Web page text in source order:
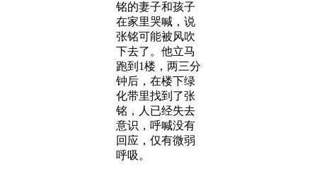
铭的妻子和孩子
在家里哭喊，说
张铭可能被风吹
下去了。他立马
跑到1楼，两三分
钟后，在楼下绿
化带里找到了张
铭，人已经失去
意识，呼喊没有
回应，仅有微弱
呼吸。